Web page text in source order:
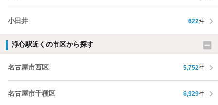
小田井 622件
浄心駅近くの市区から探す
名古屋市西区 5,752件
名古屋市千種区 6,929件